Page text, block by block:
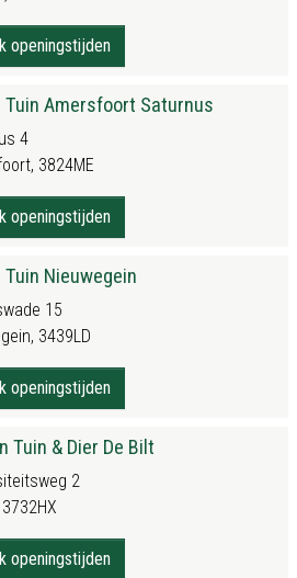
openingstijden
Tuin Amersfoort Saturnus
4
3824ME
openingstijden
Tuin Nieuwegein
15
3439LD
openingstijden
Tuin & Dier De Bilt
2
openingstijden